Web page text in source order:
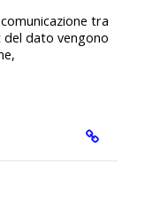
tra
del dato vengono